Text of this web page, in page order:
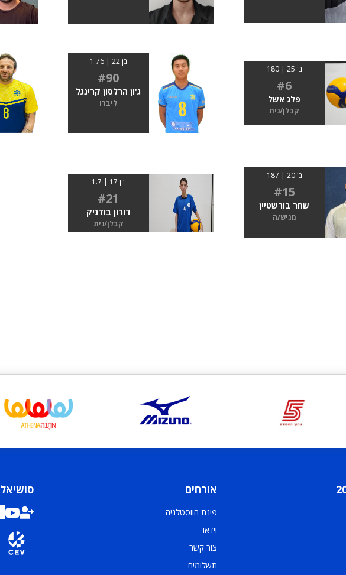
בן 25 | 180
#6
פלג אשל
קבלן/נית
בן 22 | 1.76
#90
ג'ון הרלסון קרינגל
ליברו
בן 20 | 187
#15
שחר בורשטיין
מגיש/ה
בן 17 | 1.7
#21
דורון בודניק
קבלן/נית
אורחים
פינת הווסטלגיה
וידאו
צור קשר
תשלומים
סושיאל